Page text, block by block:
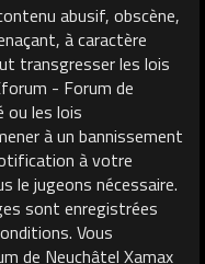
abusif, obscène,
à caractère
transgresser les lois
- Forum de
ou les lois
à un bannissement
à votre
le jugeons nécessaire.
sont enregistrées
Vous
de Neuchâtel Xamax